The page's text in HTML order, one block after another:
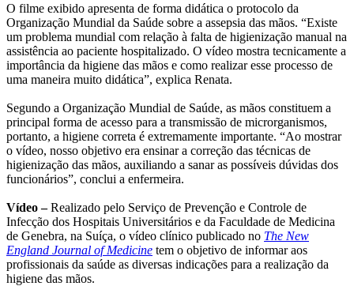
O filme exibido apresenta de forma didática o protocolo da
Organização Mundial da Saúde sobre a assepsia das mãos. “Existe
um problema mundial com relação à falta de higienização manual na
assistência ao paciente hospitalizado. O vídeo mostra tecnicamente a
importância da higiene das mãos e como realizar esse processo de
uma maneira muito didática”, explica Renata.
Segundo a Organização Mundial de Saúde, as mãos constituem a
principal forma de acesso para a transmissão de microrganismos,
portanto, a higiene correta é extremamente importante. “Ao mostrar
o vídeo, nosso objetivo era ensinar a correção das técnicas de
higienização das mãos, auxiliando a sanar as possíveis dúvidas dos
funcionários”, conclui a enfermeira.
Vídeo –Realizado pelo Serviço de Prevenção e Controle de
Infecção dos Hospitais Universitários e da Faculdade de Medicina
de Genebra, na Suíça, o vídeo clínico publicado no The New
England Journal of Medicine tem o objetivo de informar aos
profissionais da saúde as diversas indicações para a realização da
higiene das mãos.